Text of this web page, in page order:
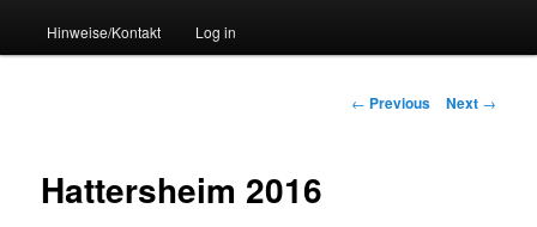
to
Hinweise/Kontakt Log in
Post
← Previous Next →
Hattersheim 2016